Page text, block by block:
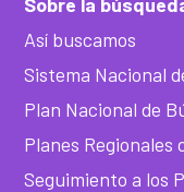
Así buscamos
Sistema Nacional
Plan Nacional de
Planes Regionales
Seguimiento a los